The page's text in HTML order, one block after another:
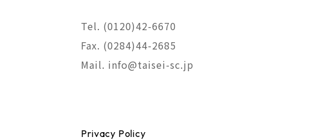
Tel. (0120)42-6670
Fax. (0284)44-2685
Mail. info@taisei-sc.jp
Privacy Policy